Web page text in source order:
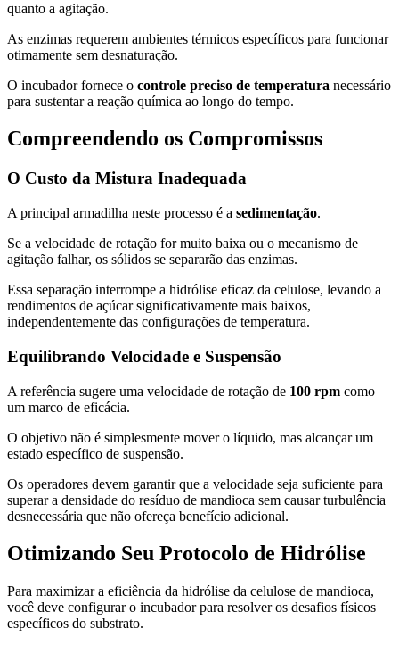
quanto a agitação.
As enzimas requerem ambientes térmicos específicos para funcionar
otimamente sem desnaturação.
O incubador fornece o controle preciso de temperatura necessário
para sustentar a reação química ao longo do tempo.
Compreendendo os Compromissos
O Custo da Mistura Inadequada
A principal armadilha neste processo é a sedimentação.
Se a velocidade de rotação for muito baixa ou o mecanismo de
agitação falhar, os sólidos se separarão das enzimas.
Essa separação interrompe a hidrólise eficaz da celulose, levando a
rendimentos de açúcar significativamente mais baixos,
independentemente das configurações de temperatura.
Equilibrando Velocidade e Suspensão
A referência sugere uma velocidade de rotação de 100 rpm como
um marco de eficácia.
O objetivo não é simplesmente mover o líquido, mas alcançar um
estado específico de suspensão.
Os operadores devem garantir que a velocidade seja suficiente para
superar a densidade do resíduo de mandioca sem causar turbulência
desnecessária que não ofereça benefício adicional.
Otimizando Seu Protocolo de Hidrólise
Para maximizar a eficiência da hidrólise da celulose de mandioca,
você deve configurar o incubador para resolver os desafios físicos
específicos do substrato.